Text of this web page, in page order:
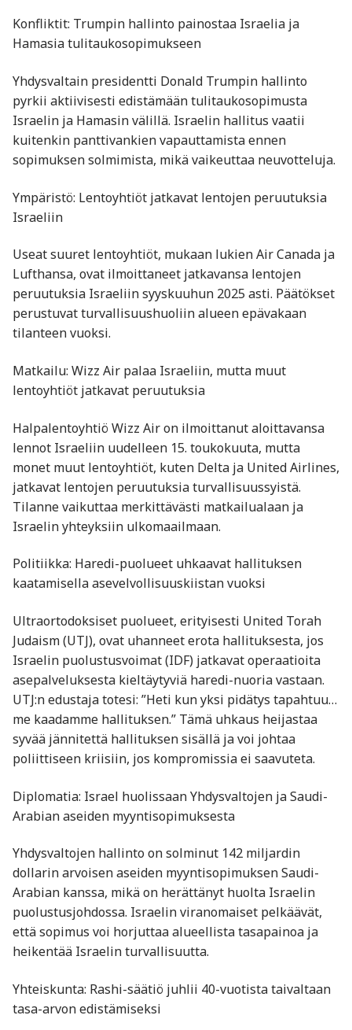
Konfliktit: Trumpin hallinto painostaa Israelia ja
Hamasia tulitaukosopimukseen
Yhdysvaltain presidentti Donald Trumpin hallinto
pyrkii aktiivisesti edistämään tulitaukosopimusta
Israelin ja Hamasin välillä. Israelin hallitus vaatii
kuitenkin panttivankien vapauttamista ennen
sopimuksen solmimista, mikä vaikeuttaa neuvotteluja.
Ympäristö: Lentoyhtiöt jatkavat lentojen peruutuksia
Israeliin
Useat suuret lentoyhtiöt, mukaan lukien Air Canada ja
Lufthansa, ovat ilmoittaneet jatkavansa lentojen
peruutuksia Israeliin syyskuuhun 2025 asti. Päätökset
perustuvat turvallisuushuoliin alueen epävakaan
tilanteen vuoksi.
Matkailu: Wizz Air palaa Israeliin, mutta muut
lentoyhtiöt jatkavat peruutuksia
Halpalentoyhtiö Wizz Air on ilmoittanut aloittavansa
lennot Israeliin uudelleen 15. toukokuuta, mutta
monet muut lentoyhtiöt, kuten Delta ja United Airlines,
jatkavat lentojen peruutuksia turvallisuussyistä.
Tilanne vaikuttaa merkittävästi matkailualaan ja
Israelin yhteyksiin ulkomaailmaan.
Politiikka: Haredi-puolueet uhkaavat hallituksen
kaatamisella asevelvollisuuskiistan vuoksi
Ultraortodoksiset puolueet, erityisesti United Torah
Judaism (UTJ), ovat uhanneet erota hallituksesta, jos
Israelin puolustusvoimat (IDF) jatkavat operaatioita
asepalveluksesta kieltäytyviä haredi-nuoria vastaan.
UTJ:n edustaja totesi: ”Heti kun yksi pidätys tapahtuu…
me kaadamme hallituksen.” Tämä uhkaus heijastaa
syvää jännitettä hallituksen sisällä ja voi johtaa
poliittiseen kriisiin, jos kompromissia ei saavuteta.
Diplomatia: Israel huolissaan Yhdysvaltojen ja Saudi-
Arabian aseiden myyntisopimuksesta
Yhdysvaltojen hallinto on solminut 142 miljardin
dollarin arvoisen aseiden myyntisopimuksen Saudi-
Arabian kanssa, mikä on herättänyt huolta Israelin
puolustusjohdossa. Israelin viranomaiset pelkäävät,
että sopimus voi horjuttaa alueellista tasapainoa ja
heikentää Israelin turvallisuutta.
Yhteiskunta: Rashi-säätiö juhlii 40-vuotista taivaltaan
tasa-arvon edistämiseksi